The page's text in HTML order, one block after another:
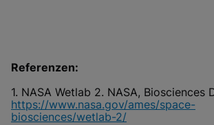
Referenzen:
1. NASA Wetlab 2. NASA, Biosciences
https://www.nasa.gov/ames/space-
biosciences/wetlab-2/